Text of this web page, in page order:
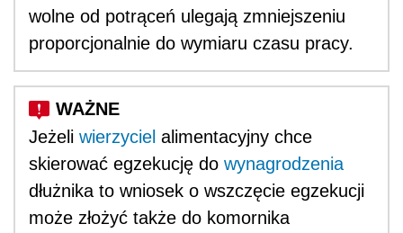
wolne od potrąceń ulegają zmniejszeniu
proporcjonalnie do wymiaru czasu pracy.
Jeżeli wierzyciel alimentacyjny chce
skierować egzekucję do wynagrodzenia
dłużnika to wniosek o wszczęcie egzekucji
może złożyć także do komornika